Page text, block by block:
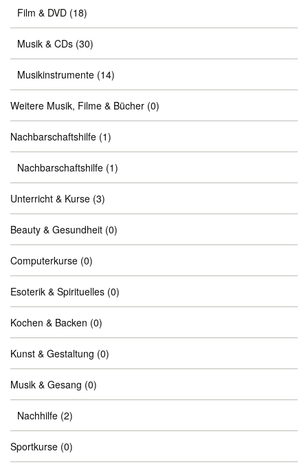
Film & DVD (18)
Musik & CDs (30)
Musikinstrumente (14)
Weitere Musik, Filme & Bücher (0)
Nachbarschaftshilfe (1)
Nachbarschaftshilfe (1)
Unterricht & Kurse (3)
Beauty & Gesundheit (0)
Computerkurse (0)
Esoterik & Spirituelles (0)
Kochen & Backen (0)
Kunst & Gestaltung (0)
Musik & Gesang (0)
Nachhilfe (2)
Sportkurse (0)